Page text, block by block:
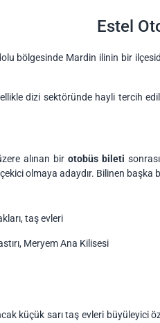
Estel
bölgesinde Mardin ilinin bir
dizi sektöründe hayli tercih
alınan bir otobüs bileti
olmaya adaydır. Bilinen başka
taş evleri
Meryem Ana Kilisesi
küçük sarı taş evleri büyüleyici